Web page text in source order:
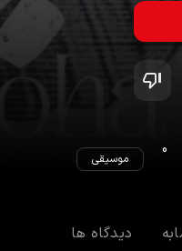
0 موسیقی
دیدگاه ها